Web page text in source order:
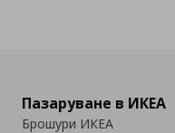
Пазаруване в ИКЕА
Брошури ИКЕА